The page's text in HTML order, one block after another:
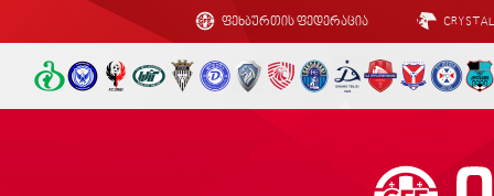
ფეხბურთის ფედერაცია